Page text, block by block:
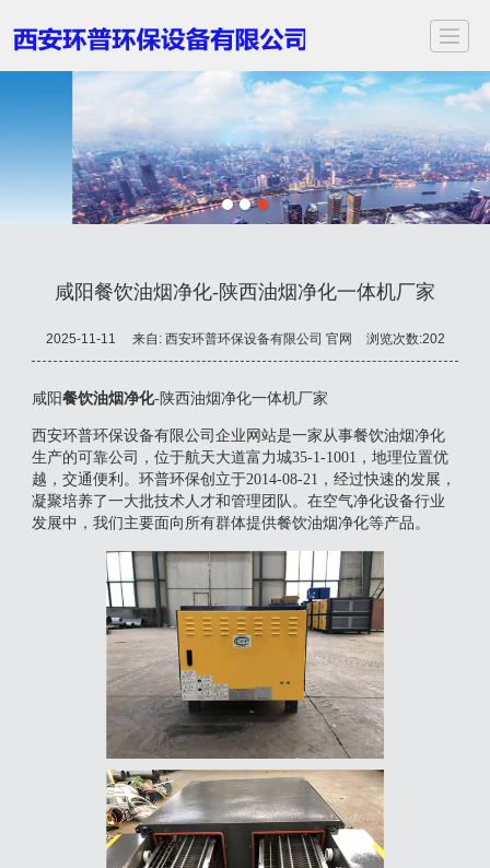
关于我们 服务项目 应用领域 案例展示新闻动态视频中心联
咸阳餐饮油烟净化-陕西油烟净化一体机厂家
2025-11-11 来自: 西安环普环保设备有限公司 官网 浏览次数:202
咸阳餐饮油烟净化-陕西油烟净化一体机厂家
西安环普环保设备有限公司企业网站是一家从事餐饮油烟净化
生产的可靠公司，位于航天大道富力城35-1-1001，地理位置优
越，交通便利。环普环保创立于2014-08-21，经过快速的发展，
凝聚培养了一大批技术人才和管理团队。在空气净化设备行业
发展中，我们主要面向所有群体提供餐饮油烟净化等产品。